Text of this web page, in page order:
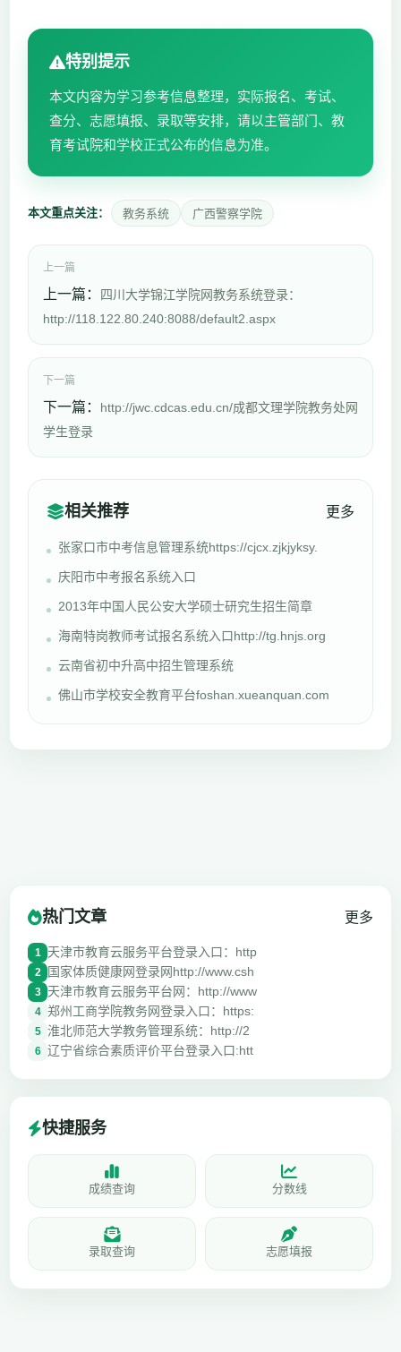
特别提示
本文内容为学习参考信息整理，实际报名、考试、
查分、志愿填报、录取等安排，请以主管部门、教
育考试院和学校正式公布的信息为准。
本文重点关注： 教务系统 广西警察学院
上一篇
上一篇：
四川大学锦江学院网教务系统登录：
http://118.122.80.240:8088/default2.aspx
下一篇
下一篇： http://jwc.cdcas.edu.cn/成都文理学院教务处网
学生登录
相关推荐 更多
张家口市中考信息管理系统https://cjcx.zjkjyksy.
庆阳市中考报名系统入口
2013年中国人民公安大学硕士研究生招生简章
海南特岗教师考试报名系统入口http://tg.hnjs.org
云南省初中升高中招生管理系统
佛山市学校安全教育平台foshan.xueanquan.com
热门文章 更多
1 天津市教育云服务平台登录入口：http
2 国家体质健康网登录网http://www.csh
3 天津市教育云服务平台网：http://www
4 郑州工商学院教务网登录入口：https:
5 淮北师范大学教务管理系统：http://2
6 辽宁省综合素质评价平台登录入口:htt
快捷服务
成绩查询 分数线
录取查询 志愿填报